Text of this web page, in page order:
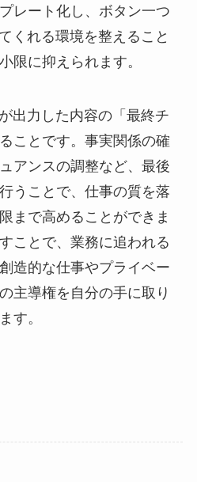
レート化し、ボタン一つ
くれる環境を整えること
限に抑えられます。
出力した内容の「最終チ
ことです。事実関係の確
アンスの調整など、最後
うことで、仕事の質を落
まで高めることができま
ことで、業務に追われる
造的な仕事やプライベー
主導権を自分の手に取り
す。